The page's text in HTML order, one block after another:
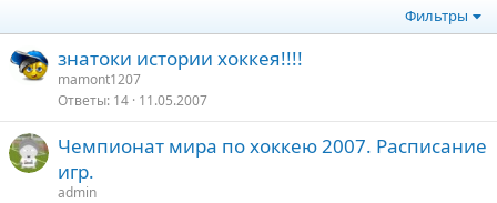
Фильтры
знатоки истории хоккея!!!!
mamont1207
Ответы 14 11.05.2007
Чемпионат мира по хоккею 2007. Расписание
игр.
admin